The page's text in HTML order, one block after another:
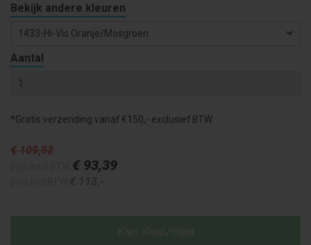
Bekijk andere kleuren
1433-Hi-Vis Oranje/mosgroen
Aantal
*Gratis verzending vanaf €150,- exclusief BTW
€ 109,92
€ 93,39